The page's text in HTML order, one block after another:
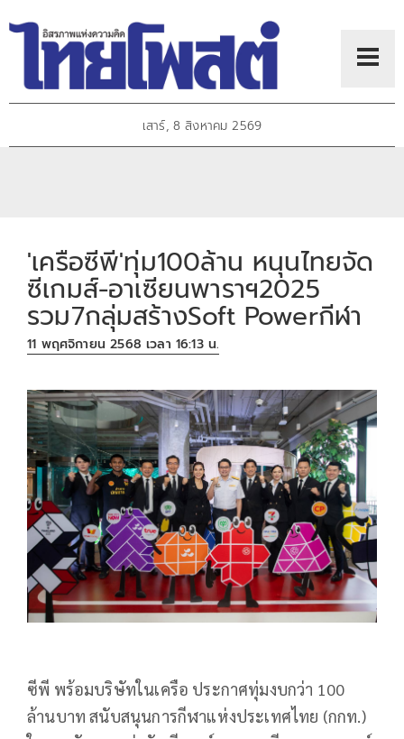
เสาร์, 8 สิงหาคม 2569
'เครือซีพี'ทุ่ม100ล้าน หนุนไทยจัด
ซีเกมส์-อาเซียนพาราฯ2025
รวม7กลุ่มสร้างSoft Powerกีฬา
11 พฤศจิกายน 2568 เวลา 16:13 น.
ซีพี พร้อมบริษัทในเครือ ประกาศทุ่มงบกว่า 100
ล้านบาท สนับสนุนการกีฬาแห่งประเทศไทย (กกท.)